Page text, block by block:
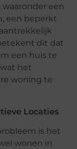
een
een beperkt
dit dat
een huis te
het
woning te
Locaties
is het
wonen in